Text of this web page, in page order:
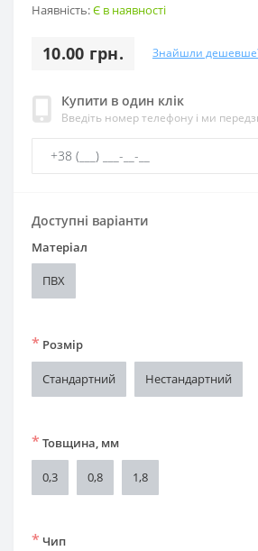
Наявність:Є в наявності
10.00 грн. Знайшли
Купити в один клік
Введіть номер телефону і ми
Доступні варіанти
Матеріал
ПВХ
* Розмір
Стандартний Нестандартний
* Товщина, мм
0,3 0,8 1,8
* Чип